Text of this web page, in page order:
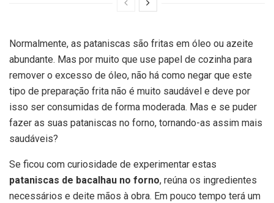
Normalmente, as pataniscas são fritas em óleo ou azeite
abundante. Mas por muito que use papel de cozinha para
remover o excesso de óleo, não há como negar que este
tipo de preparação frita não é muito saudável e deve por
isso ser consumidas de forma moderada. Mas e se puder
fazer as suas pataniscas no forno, tornando-as assim mais
saudáveis?
Se ficou com curiosidade de experimentar estas
pataniscas de bacalhau no forno, reúna os ingredientes
necessários e deite mãos à obra. Em pouco tempo terá um